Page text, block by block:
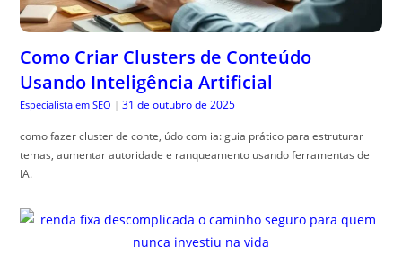
Como Criar Clusters de Conteúdo
Usando Inteligência Artificial
Especialista em SEO | 31 de outubro de 2025
como fazer cluster de conte, údo com ia: guia prático para estruturar
temas, aumentar autoridade e ranqueamento usando ferramentas de
IA.